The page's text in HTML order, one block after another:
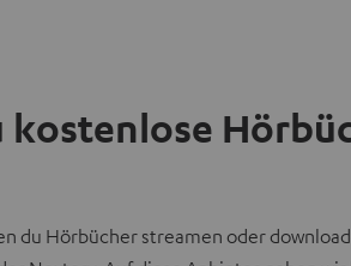
du Hörbücher streamen oder